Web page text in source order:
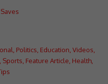
Politics Education Videos
Sports Feature Article Health